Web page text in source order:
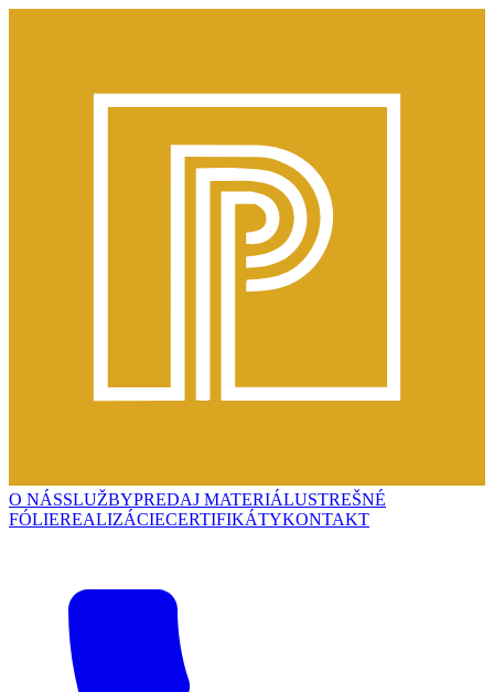
O NÁSSLUŽBYPREDAJ MATERIÁLUSTREŠNÉ
FÓLIEREALIZÁCIECERTIFIKÁTYKONTAKT